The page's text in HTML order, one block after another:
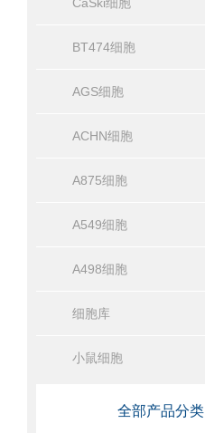
BT474细胞
AGS细胞
ACHN细胞
A875细胞
A549细胞
A498细胞
细胞库
小鼠细胞
全部产品分类